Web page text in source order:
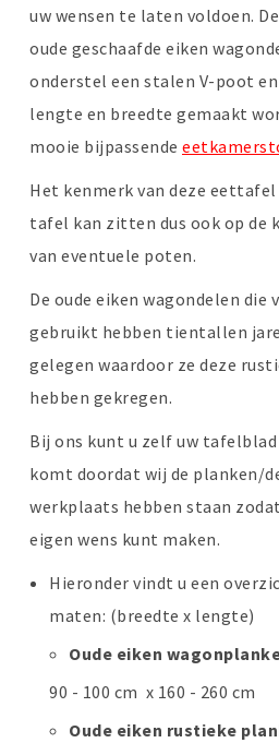
uw wensen te laten voldoen.
oude geschaafde eiken
onderstel een stalen V-poot
lengte en breedte gemaakt
mooie bijpassende
Het kenmerk van deze
tafel kan zitten dus ook op de
van eventuele poten.
De oude eiken wagondelen die
gebruikt hebben tientallen
gelegen waardoor ze deze
hebben gekregen.
Bij ons kunt u zelf uw
komt doordat wij de planken/
werkplaats hebben staan
eigen wens kunt maken.
Hieronder vindt u een
maten: (breedte x lengte)
Oude eiken
90 - 100 cm x 160 - 260 cm
Oude eiken rustieke